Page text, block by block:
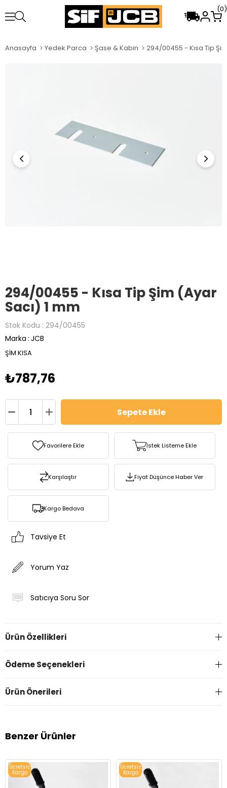
0
Anasayfa Yedek Parca Şase & Kabin 294/00455 - Kısa Tip
294/00455 - Kısa Tip Şim (Ayar
Sacı) 1 mm
Stok Kodu 294/00455
Marka : JCB
ŞİM KISA
₺787,76
Favorilere Ekle İstek Listeme Ekle
Karşılaştır Fiyat Düşünce Haber Ver
Kargo Bedava
Tavsiye Et
Yorum Yaz
Satıcıya Soru Sor
Ürün Özellikleri
Ödeme Seçenekleri
Ürün Önerileri
Benzer Ürünler
Ücretsiz
Kargo
Ücretsiz
Kargo